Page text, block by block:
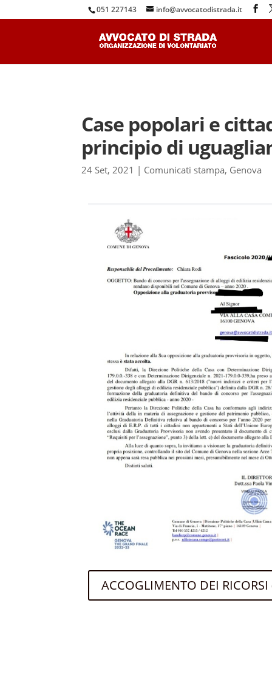
051 227143 info@avvocatodistrada.it
Case popolari e
principio di
24 Set, 2021 | Comunicati stampa, Genova
ACCOGLIMENTO DEI RICORSI